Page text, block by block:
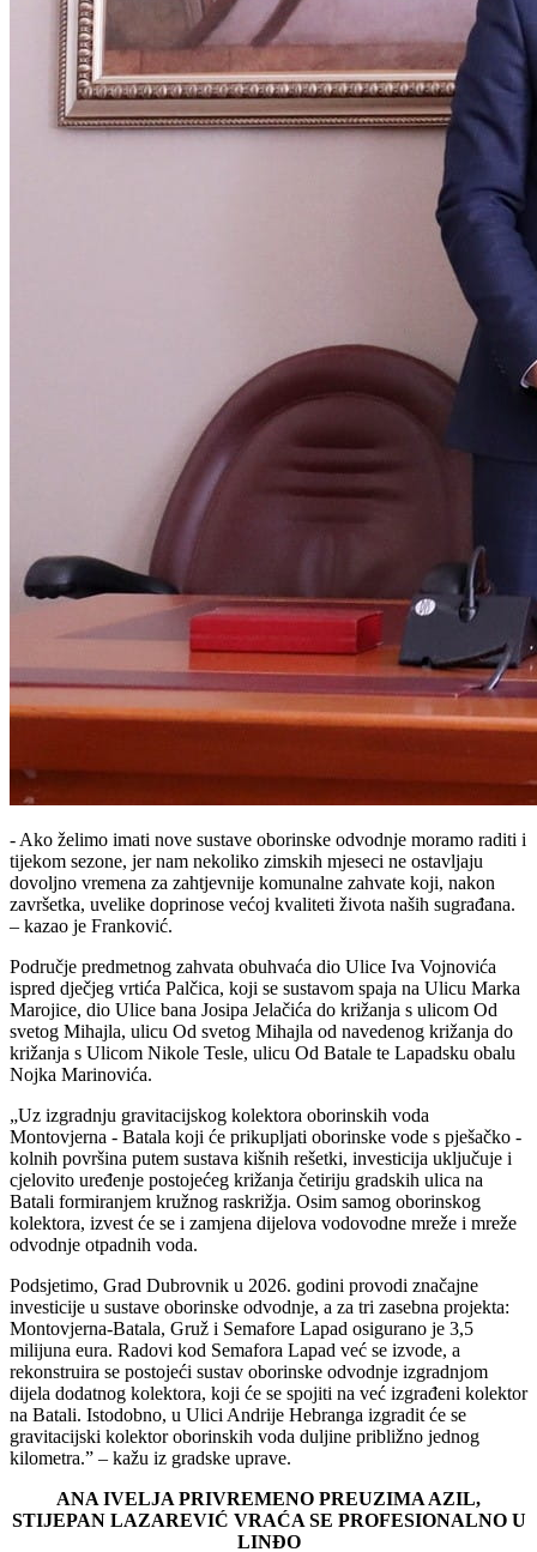
- Ako želimo imati nove sustave oborinske odvodnje moramo raditi i
tijekom sezone, jer nam nekoliko zimskih mjeseci ne ostavljaju
dovoljno vremena za zahtjevnije komunalne zahvate koji, nakon
završetka, uvelike doprinose većoj kvaliteti života naših sugrađana.
– kazao je Franković.
Područje predmetnog zahvata obuhvaća dio Ulice Iva Vojnovića
ispred dječjeg vrtića Palčica, koji se sustavom spaja na Ulicu Marka
Marojice, dio Ulice bana Josipa Jelačića do križanja s ulicom Od
svetog Mihajla, ulicu Od svetog Mihajla od navedenog križanja do
križanja s Ulicom Nikole Tesle, ulicu Od Batale te Lapadsku obalu
Nojka Marinovića.
„Uz izgradnju gravitacijskog kolektora oborinskih voda
Montovjerna - Batala koji će prikupljati oborinske vode s pješačko -
kolnih površina putem sustava kišnih rešetki, investicija uključuje i
cjelovito uređenje postojećeg križanja četiriju gradskih ulica na
Batali formiranjem kružnog raskrižja. Osim samog oborinskog
kolektora, izvest će se i zamjena dijelova vodovodne mreže i mreže
odvodnje otpadnih voda.
Podsjetimo, Grad Dubrovnik u 2026. godini provodi značajne
investicije u sustave oborinske odvodnje, a za tri zasebna projekta:
Montovjerna-Batala, Gruž i Semafore Lapad osigurano je 3,5
milijuna eura. Radovi kod Semafora Lapad već se izvode, a
rekonstruira se postojeći sustav oborinske odvodnje izgradnjom
dijela dodatnog kolektora, koji će se spojiti na već izgrađeni kolektor
na Batali. Istodobno, u Ulici Andrije Hebranga izgradit će se
gravitacijski kolektor oborinskih voda duljine približno jednog
kilometra.” – kažu iz gradske uprave.
ANA IVELJA PRIVREMENO PREUZIMA AZIL,
STIJEPAN LAZAREVIĆ VRAĆA SE PROFESIONALNO U
LINĐO